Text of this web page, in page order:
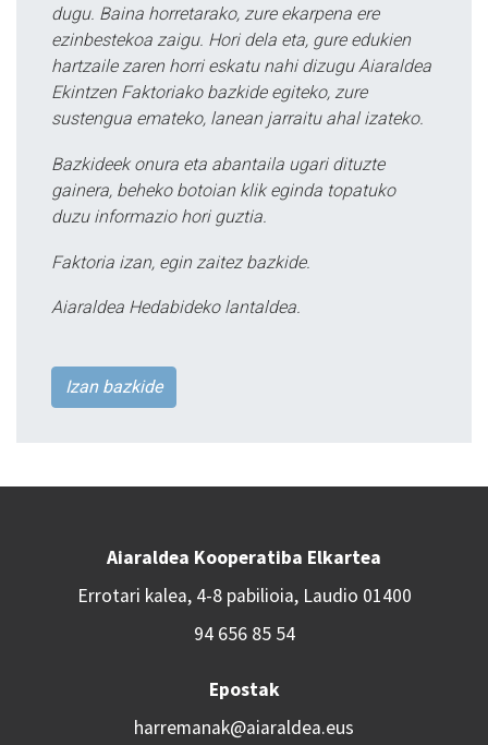
dugu. Baina horretarako, zure ekarpena ere
ezinbestekoa zaigu. Hori dela eta, gure edukien
hartzaile zaren horri eskatu nahi dizugu Aiaraldea
Ekintzen Faktoriako bazkide egiteko, zure
sustengua emateko, lanean jarraitu ahal izateko.
Bazkideek onura eta abantaila ugari dituzte
gainera, beheko botoian klik eginda topatuko
duzu informazio hori guztia.
Faktoria izan, egin zaitez bazkide.
Aiaraldea Hedabideko lantaldea.
Izan bazkide
Aiaraldea Kooperatiba Elkartea
Errotari kalea, 4-8 pabilioia, Laudio 01400
94 656 85 54
Epostak
harremanak@aiaraldea.eus